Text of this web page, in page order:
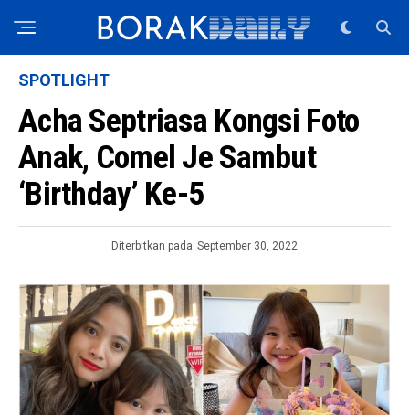
SPOTLIGHT
Acha Septriasa Kongsi Foto
Anak, Comel Je Sambut
‘Birthday’ Ke-5
Diterbitkan pada September 30, 2022